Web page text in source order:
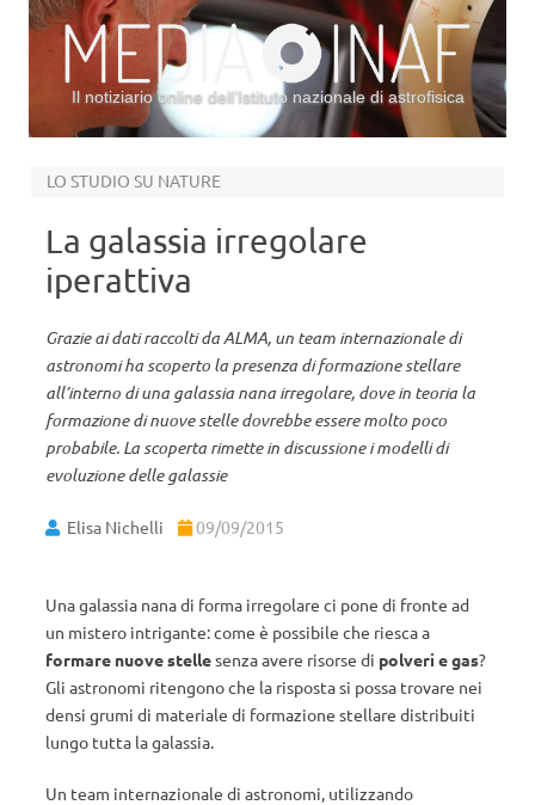
Il notiziario online dell’Istituto nazionale di astrofisica
LO STUDIO SU NATURE
La galassia irregolare
iperattiva
Grazie ai dati raccolti da ALMA, un team internazionale di
astronomi ha scoperto la presenza di formazione stellare
all’interno di una galassia nana irregolare, dove in teoria la
formazione di nuove stelle dovrebbe essere molto poco
probabile. La scoperta rimette in discussione i modelli di
evoluzione delle galassie
Elisa Nichelli 09/09/2015
Una galassia nana di forma irregolare ci pone di fronte ad
un mistero intrigante: come è possibile che riesca a
formare nuove stellesenza avere risorse di polveri e gas?
Gli astronomi ritengono che la risposta si possa trovare nei
densi grumi di materiale di formazione stellare distribuiti
lungo tutta la galassia.
Un team internazionale di astronomi, utilizzando